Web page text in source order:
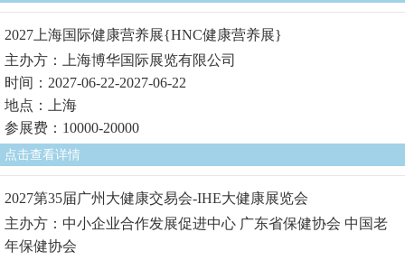
2027上海国际健康营养展{HNC健康营养展}
主办方：上海博华国际展览有限公司
时间：2027-06-22-2027-06-22
地点：上海
参展费：10000-20000
点击查看详情
2027第35届广州大健康交易会-IHE大健康展览会
主办方：中小企业合作发展促进中心 广东省保健协会 中国老
年保健协会